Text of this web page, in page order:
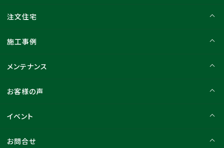
注文住宅
施工事例
メンテナンス
お客様の声
イベント
お問合せ